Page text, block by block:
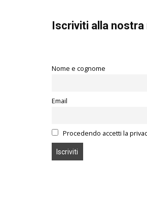
Iscriviti alla
Nome e cognome
Email
Procedendo accetti la